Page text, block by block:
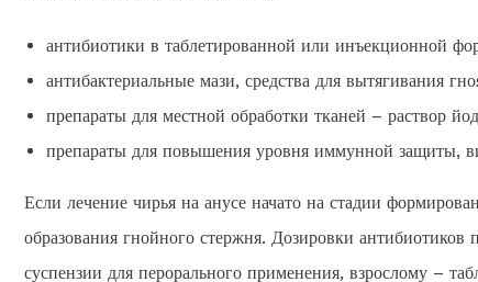
антибиотики в таблетированной или инъекционной
антибактериальные мази, средства для вытягивания
препараты для местной обработки тканей – раствор
препараты для повышения уровня иммунной защиты,
Если лечение чирья на анусе начато на стадии
образования гнойного стержня. Дозировки
суспензии для перорального применения, взрослому –